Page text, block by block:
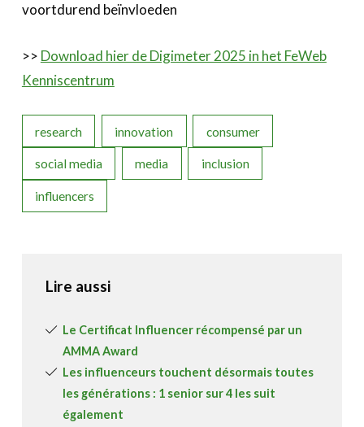
voortdurend beïnvloeden
>> Download hier de Digimeter 2025 in het FeWeb
Kenniscentrum
research innovation consumer
social media media inclusion
influencers
Lire aussi
Le Certificat Influencer récompensé par un
AMMA Award
Les influenceurs touchent désormais toutes
les générations : 1 senior sur 4 les suit
également